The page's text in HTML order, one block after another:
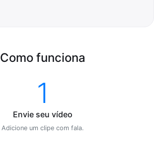
Como funciona
1
Envie seu vídeo
Adicione um clipe com fala.